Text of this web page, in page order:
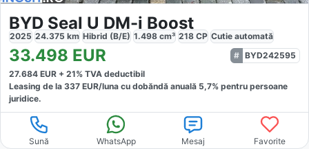
BYD Seal U DM-i Boost
2025 24.375 km Hibrid (B/E) 1.498 cm³ 218 CP Cutie automată
33.498 EUR
BYD242595
27.684 EUR + 21% TVA deductibil
Leasing de la 337 EUR/luna cu dobăndă anuală 5,7% pentru persoane
juridice.
Sună WhatsApp Mesaj Favorite